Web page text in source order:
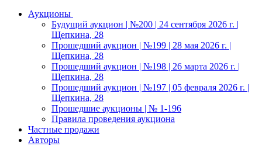
Аукционы
Будущий аукцион | №200 | 24 сентября 2026 г. |
Щепкина, 28
Прошедший аукцион | №199 | 28 мая 2026 г. |
Щепкина, 28
Прошедший аукцион | №198 | 26 марта 2026 г. |
Щепкина, 28
Прошедший аукцион | №197 | 05 февраля 2026 г. |
Щепкина, 28
Прошедшие аукционы | № 1-196
Правила проведения аукциона
Частные продажи
Авторы